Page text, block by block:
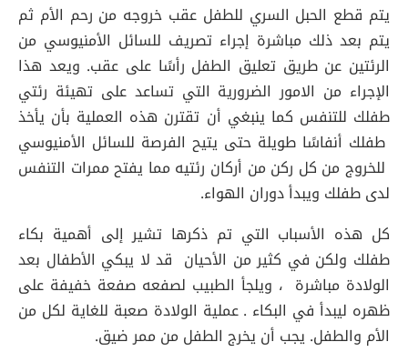
يتم قطع الحبل السري للطفل عقب خروجه من رحم الأم ثم
يتم بعد ذلك مباشرة إجراء تصريف للسائل الأمنيوسي من
الرئتين عن طريق تعليق الطفل رأسًا على عقب. ويعد هذا
الإجراء من الامور الضرورية التي تساعد على تهيئة رئتي
طفلك للتنفس كما ينبغي أن تقترن هذه العملية بأن يأخذ
طفلك أنفاسًا طويلة حتى يتيح الفرصة للسائل الأمنيوسي
للخروج من كل ركن من أركان رئتيه مما يفتح ممرات التنفس
لدى طفلك ويبدأ دوران الهواء.
كل هذه الأسباب التي تم ذكرها تشير إلى أهمية بكاء
طفلك ولكن في كثير من الأحيان قد لا يبكي الأطفال بعد
الولادة مباشرة ، ويلجأ الطبيب لصفعه صفعة خفيفة على
ظهره ليبدأ في البكاء . عملية الولادة صعبة للغاية لكل من
الأم والطفل. يجب أن يخرج الطفل من ممر ضيق.